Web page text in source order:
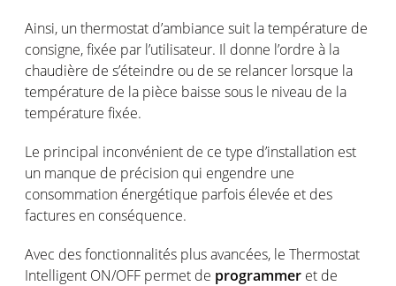
Ainsi, un thermostat d’ambiance suit la température de
consigne, fixée par l’utilisateur. Il donne l’ordre à la
chaudière de s’éteindre ou de se relancer lorsque la
température de la pièce baisse sous le niveau de la
température fixée.
Le principal inconvénient de ce type d’installation est
un manque de précision qui engendre une
consommation énergétique parfois élevée et des
factures en conséquence.
Avec des fonctionnalités plus avancées, le Thermostat
Intelligent ON/OFF permet de programmer et de